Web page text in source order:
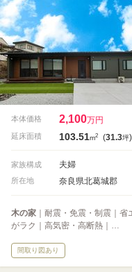
本体価格 2,100万円
延床面積 103.51m2 (31.3坪)
家族構成 夫婦
所在地 奈良県北葛城郡
木の家 ｜耐震・免震・制震｜
がラク｜高気密・高断熱｜…
間取り図あり